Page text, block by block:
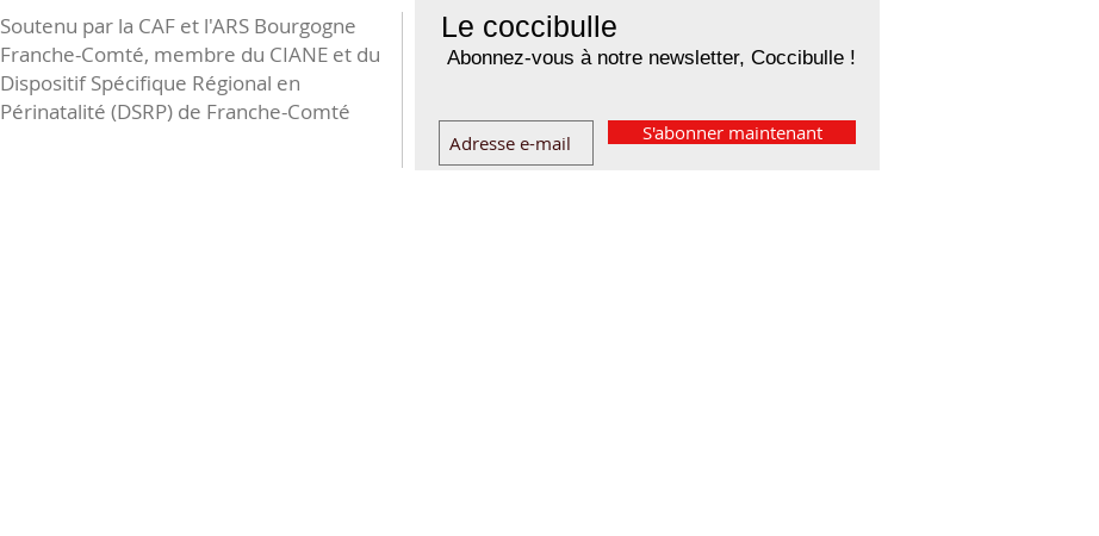
Le coccibulle
Abonnez-vous à notre newsletter, Coccibulle !
S'abonner maintenant
Soutenu par la CAF et l'ARS Bourgogne
Franche-Comté, membre du CIANE et du
Dispositif Spécifique Régional en
Périnatalité (DSRP) de Franche-Comté